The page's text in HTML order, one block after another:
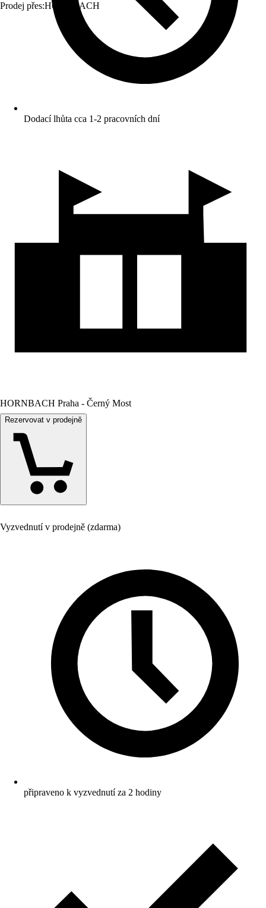
Prodej přes:HORNBACH
Dodací lhůta cca 1-2 pracovních dní
HORNBACH Praha - Černý Most
Rezervovat v prodejně
Vyzvednutí v prodejně (zdarma)
připraveno k vyzvednutí za 2 hodiny